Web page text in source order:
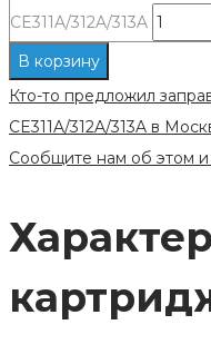
CE311A/312A/313A
В корзину
Кто-то предложил
CE311A/312A/313A в
Сообщите нам об этом и